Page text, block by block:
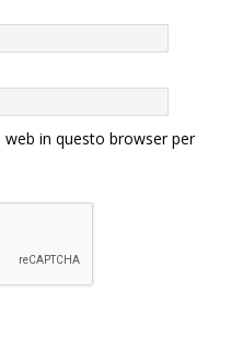
in questo browser per